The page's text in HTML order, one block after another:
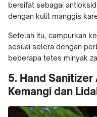
bersifat sebagai
dengan kulit manggis
Setelah itu, campurkan
sesuai selera dengan
beberapa tetes minyak
5. Hand Sanitizer
Kemangi dan